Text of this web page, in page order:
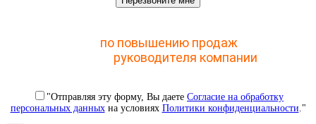
по повышению продаж
руководителя компании
"Отправляя эту форму, Вы даете Согласие на обработку
персональных данныхна условиях Политики конфиденциальности ."